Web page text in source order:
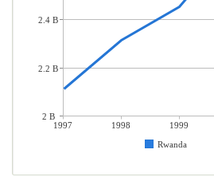
1997 1998 1999
Rwanda
2.4 B
2.2 B
2 B